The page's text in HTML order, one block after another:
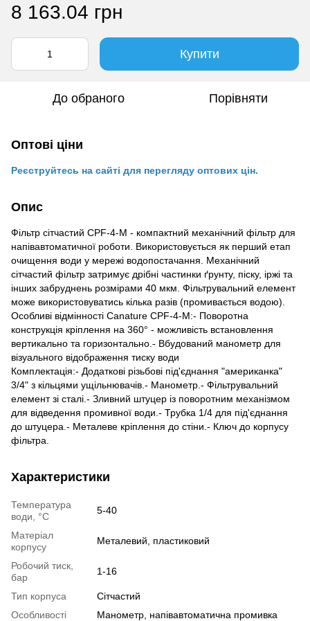
8 163.04 грн
Купити
До обраного Порівняти
Оптові ціни
Реєструйтесь на сайті для перегляду оптових цін.
Опис
Фільтр сітчастий CPF-4-M - компактний механічний фільтр для
напівавтоматичної роботи. Використовується як перший етап
очищення води у мережі водопостачання. Механічний
сітчастий фільтр затримує дрібні частинки ґрунту, піску, іржі та
інших забруднень розмірами 40 мкм. Фільтрувальний елемент
може використовуватись кілька разів (промивається водою).
Особливі відмінності Canature CPF-4-M:- Поворотна
конструкція кріплення на 360° - можливість встановлення
вертикально та горизонтально.- Вбудований манометр для
візуального відображення тиску води
Комплектація:- Додаткові різьбові під'єднання "американка"
3/4" з кільцями ущільнювачів.- Манометр.- Фільтрувальний
елемент зі сталі.- Зливний штуцер із поворотним механізмом
для відведення промивної води.- Трубка 1/4 для під'єднання
до штуцера.- Металеве кріплення до стіни.- Ключ до корпусу
фільтра.
Характеристики
Температура
води, °С
5-40
Матеріал
корпусу
Металевий, пластиковий
Робочий тиск,
бар
1-16
Тип корпуса
Сітчастий
Особливості
Манометр, напівавтоматична промивка